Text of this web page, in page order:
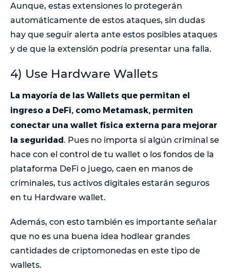
Aunque, estas extensiones lo protegerán
automáticamente de estos ataques, sin dudas
hay que seguir alerta ante estos posibles ataques
y de que la extensión podría presentar una falla.
4) Use Hardware Wallets
La mayoría de las Wallets que permitan el
ingreso a DeFi, como Metamask, permiten
conectar una wallet física externa para mejorar
la seguridad. Pues no importa si algún criminal se
hace con el control de tu wallet o los fondos de la
plataforma DeFi o juego, caen en manos de
criminales, tus activos digitales estarán seguros
en tu Hardware wallet.
Además, con esto también es importante señalar
que no es una buena idea hodlear grandes
cantidades de criptomonedas en este tipo de
wallets.